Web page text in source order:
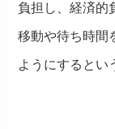
負担し、経済的
移動や待ち時間
ようにするとい